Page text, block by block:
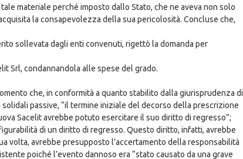
materiale perché imposto dallo Stato, che ne aveva non solo
la consapevolezza della sua pericolosità. Concluse che,
sollevata dagli enti convenuti, rigettò la domanda per
Srl, condannandola alle spese del grado.
che, in conformità a quanto stabilito dalla giurisprudenza di
passive, “il termine iniziale del decorso della prescrizione
Sacelit avrebbe potuto esercitare il suo diritto di regresso”;
di un diritto di regresso. Questo diritto, infatti, avrebbe
volta, avrebbe presupposto l’accertamento della responsabilità
poiché l’evento dannoso era “stato causato da una grave